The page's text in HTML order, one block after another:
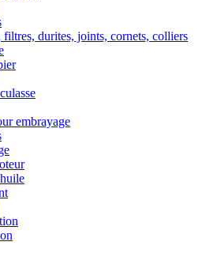
filtres, durites, joints, cornets, colliers
embrayage